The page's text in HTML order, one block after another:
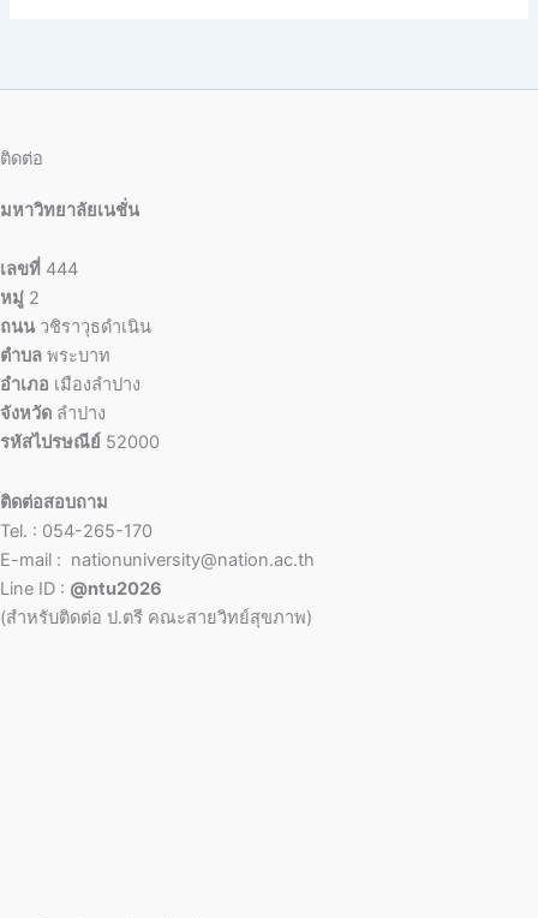
ติดต่อ
มหาวิทยาลัยเนชั่น
เลขที่ 444
หมู่ 2
ถนน วชิราวุธดำเนิน
ตำบล พระบาท
อำเภอ เมืองลำปาง
จังหวัด ลำปาง
รหัสไปรษณีย์ 52000
ติดต่อสอบถาม
Tel. : 054-265-170
E-mail : nationuniversity@nation.ac.th
Line ID : @ntu2026
(สำหรับติดต่อ ป.ตรี คณะสายวิทย์สุขภาพ)